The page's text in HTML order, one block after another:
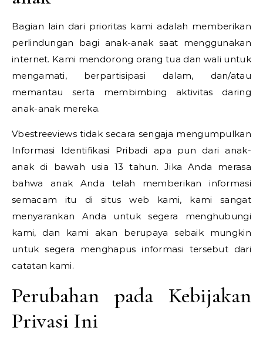
Bagian lain dari prioritas kami adalah memberikan
perlindungan bagi anak-anak saat menggunakan
internet. Kami mendorong orang tua dan wali untuk
mengamati, berpartisipasi dalam, dan/atau
memantau serta membimbing aktivitas daring
anak-anak mereka.
Vbestreeviews tidak secara sengaja mengumpulkan
Informasi Identifikasi Pribadi apa pun dari anak-
anak di bawah usia 13 tahun. Jika Anda merasa
bahwa anak Anda telah memberikan informasi
semacam itu di situs web kami, kami sangat
menyarankan Anda untuk segera menghubungi
kami, dan kami akan berupaya sebaik mungkin
untuk segera menghapus informasi tersebut dari
catatan kami.
Perubahan pada Kebijakan
Privasi Ini